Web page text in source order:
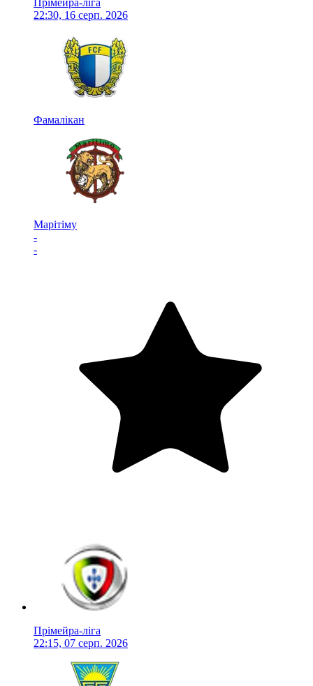
Прімейра-ліга
22:30, 16 серп. 2026
Фамалікан
Марітіму
-
-
Прімейра-ліга
22:15, 07 серп. 2026